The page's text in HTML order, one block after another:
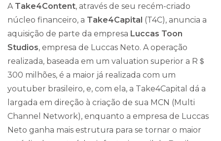
A Take4Content, através de seu recém-criado
núcleo financeiro, a Take4Capital (T4C), anuncia a
aquisição de parte da empresa Luccas Toon
Studios, empresa de Luccas Neto. A operação
realizada, baseada em um valuation superior a R＄
300 milhões, é a maior já realizada com um
youtuber brasileiro, e, com ela, a Take4Capital dá a
largada em direção à criação de sua MCN (Multi
Channel Network), enquanto a empresa de Luccas
Neto ganha mais estrutura para se tornar o maior